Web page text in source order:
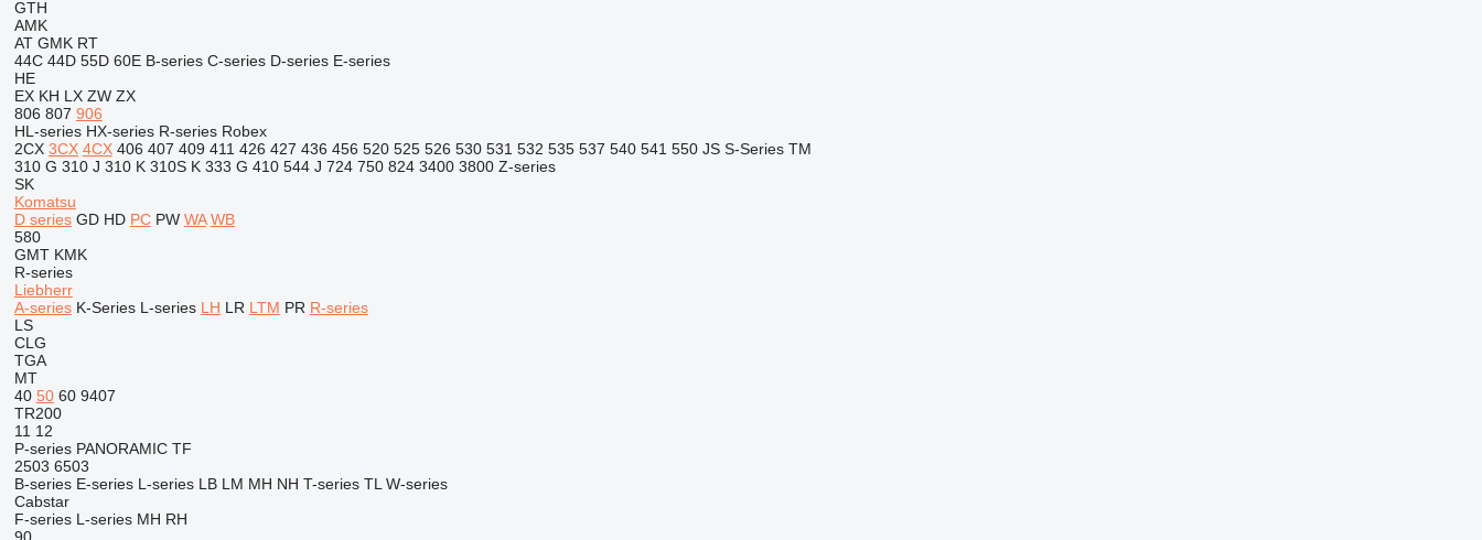
GTH
AMK
AT GMK RT
44C 44D 55D 60E B-series C-series D-series E-series
HE
EX KH LX ZW ZX
806 807 906
HL-series HX-series R-series Robex
2CX 3CX 4CX 406 407 409 411 426 427 436 456 520 525 526 530 531 532 535 537 540 541 550 JS S-Series TM
310 G 310 J 310 K 310S K 333 G 410 544 J 724 750 824 3400 3800 Z-series
SK
Komatsu
D series GD HD PC PW WA WB
580
GMT KMK
R-series
Liebherr
A-series K-Series L-series LH LR LTM PR R-series
LS
CLG
TGA
MT
40 50 60 9407
TR200
11 12
P-series PANORAMIC TF
2503 6503
B-series E-series L-series LB LM MH NH T-series TL W-series
Cabstar
F-series L-series MH RH